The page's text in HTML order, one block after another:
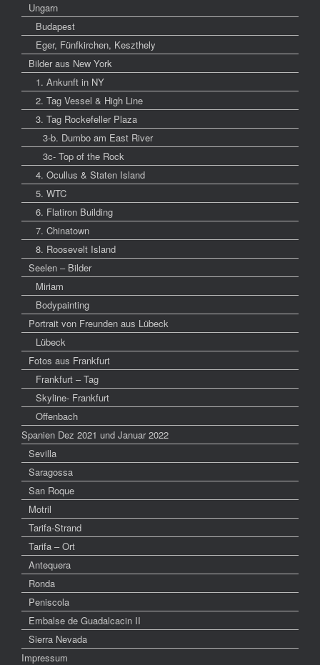
Ungarn
Budapest
Eger, Fünfkirchen, Keszthely
Bilder aus New York
1. Ankunft in NY
2. Tag Vessel & High Line
3. Tag Rockefeller Plaza
3-b. Dumbo am East River
3c- Top of the Rock
4. Ocullus & Staten Island
5. WTC
6. Flatiron Building
7. Chinatown
8. Roosevelt Island
Seelen – Bilder
Miriam
Bodypainting
Portrait von Freunden aus Lübeck
Lübeck
Fotos aus Frankfurt
Frankfurt – Tag
Skyline- Frankfurt
Offenbach
Spanien Dez 2021 und Januar 2022
Sevilla
Saragossa
San Roque
Motril
Tarifa-Strand
Tarifa – Ort
Antequera
Ronda
Peniscola
Embalse de Guadalcacin II
Sierra Nevada
Impressum